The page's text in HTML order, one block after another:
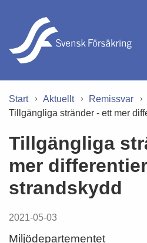
Start Aktuellt Remissvar
Tillgängliga stränder - ett mer
Tillgängliga
mer
strandskydd
2021-05-03
Miljödepartementet